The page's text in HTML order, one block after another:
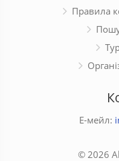
Правила
Е-мейл:
© 2026